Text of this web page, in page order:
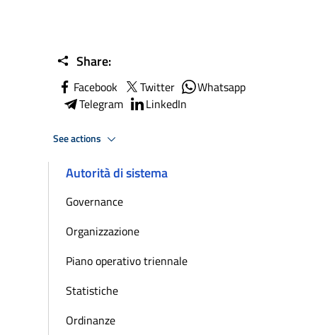
Share:
Facebook Twitter
Whatsapp
Telegram
LinkedIn
See actions
Autorità di sistema
Governance
Organizzazione
Piano operativo triennale
Statistiche
Ordinanze